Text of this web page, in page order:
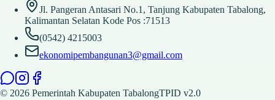
Jl. Pangeran Antasari No.1, Tanjung Kabupaten Tabalong,
Kalimantan Selatan Kode Pos :71513
(0542) 4215003
ekonomipembangunan3@gmail.com
© 2026 Pemerintah Kabupaten TabalongTPID v2.0